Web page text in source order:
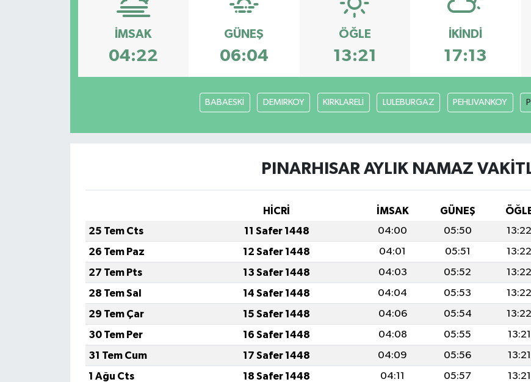
İMSAK
04:22
GÜNEŞ
06:04
ÖĞLE
13:21
İKINDI
17:13
BABAESKİ DEMIRKOY KIRKLARELİ LULEBURGAZ PEHLIVANKOY
PINARHISAR AYLIK NAMAZ
HİCRİ İMSAK GÜNEŞ
25 Tem Cts
11 Safer 1448 04:00 05:50 13:22
26 Tem Paz
12 Safer 1448 04:01 05:51 13:22
27 Tem Pts
13 Safer 1448 04:03 05:52 13:22
28 Tem Sal
14 Safer 1448 04:04 05:53 13:22
29 Tem Çar
15 Safer 1448 04:06 05:54 13:22
30 Tem Per
16 Safer 1448 04:08 05:55 13:21
31 Tem Cum
17 Safer 1448 04:09 05:56 13:21
1 Ağu Cts
18 Safer 1448 04:11 05:57 13:21
Nöbetçi Eczaneler
ÖZEL HABER